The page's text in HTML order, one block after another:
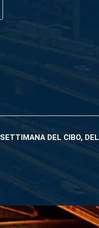
SETTIMANA DEL CIBO,